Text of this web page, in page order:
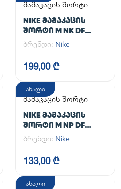
მამაკაცის შორტი
NIKE ᲛᲐᲛᲐᲙᲐᲪᲘᲡ
ᲨᲝᲠᲢᲘ M NK DF
UNLIMITED WVN 7IN
ბრენდი: Nike
199,00 ₾
ახალი
მამაკაცის შორტი
NIKE ᲛᲐᲛᲐᲙᲐᲪᲘᲡ
ᲨᲝᲠᲢᲘ M NP DF
LONG SHORT
ბრენდი: Nike
133,00 ₾
ახალი